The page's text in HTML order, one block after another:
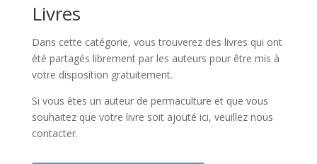
Livres
Dans cette catégorie, vous trouverez des livres qui ont
été partagés librement par les auteurs pour être mis à
votre disposition gratuitement.
Si vous êtes un auteur de permaculture et que vous
souhaitez que votre livre soit ajouté ici, veuillez nous
contacter.